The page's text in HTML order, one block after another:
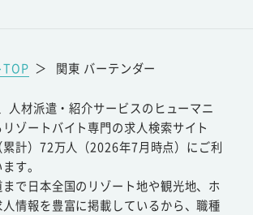
TOP ＞ 関東 バーテンダー
人材派遣・紹介サービスのヒューマニ
ゾートバイト専門の求人検索サイト
計）72万人（2026年7月時点）にご利
す。
で日本全国のリゾート地や観光地、ホ
情報を豊富に掲載しているから、職種